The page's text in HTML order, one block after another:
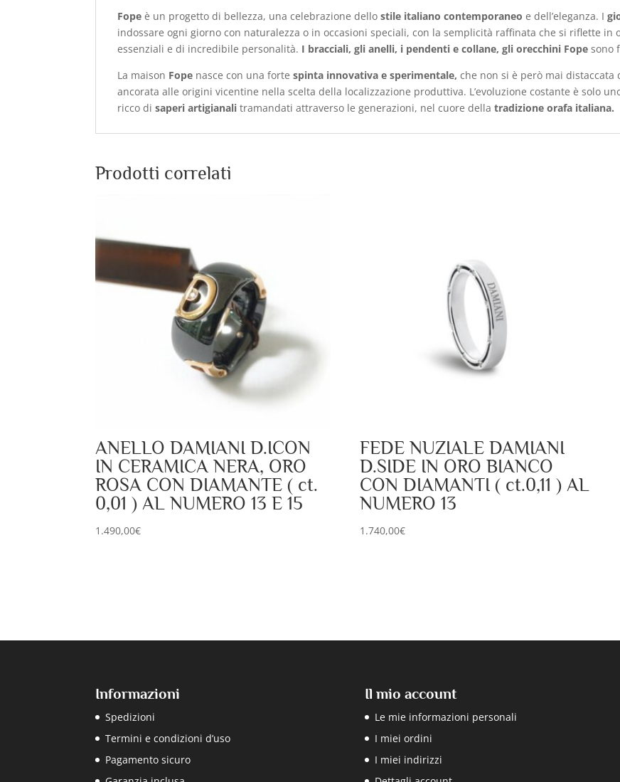
Fope è un progetto di bellezza, una celebrazione dello stile italiano contemporaneo e dell’eleganza. I
indossare ogni giorno con naturalezza o in occasioni speciali, con la semplicità raffinata che si riflette
essenziali e di incredibile personalità. I bracciali, gli anelli, i pendenti e collane, gli orecchini Fope sono
La maison Fope nasce con una forte spinta innovativa e sperimentale, che non si è però mai distaccata
ancorata alle origini vicentine nella scelta della localizzazione produttiva. L’evoluzione costante è solo
ricco di saperi artigianali tramandati attraverso le generazioni, nel cuore della tradizione orafa italiana.
Prodotti correlati
ANELLO DAMIANI D.ICON
IN CERAMICA NERA, ORO
ROSA CON DIAMANTE ( ct.
0,01 ) AL NUMERO 13 E 15
1.490,00€
FEDE NUZIALE DAMIANI
D.SIDE IN ORO BIANCO
CON DIAMANTI ( ct.0,11 ) AL
NUMERO 13
1.740,00€
Informazioni
Spedizioni
Termini e condizioni d’uso
Pagamento sicuro
Il mio account
Le mie informazioni personali
I miei ordini
I miei indirizzi